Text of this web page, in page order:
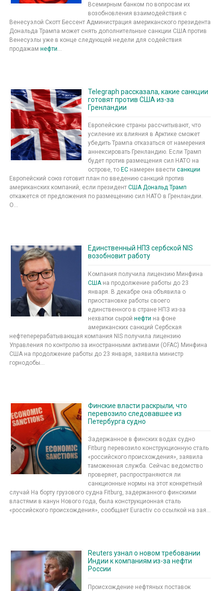
Всемирным банком по вопросам их
возобновления взаимодействия с
Венесуэлой Скотт Бессент Администрация американского президента
Дональда Трампа может снять дополнительные санкции США против
Венесуэлы уже в конце следующей недели для содействия
продажам нефти...
Telegraph рассказала, какие санкции
готовят против США из-за
Гренландии
Европейские страны рассчитывают, что
усиление их влияния в Арктике сможет
убедить Трампа отказаться от намерения
аннексировать Гренландию. Если Трамп
будет против размещения сил НАТО на
острове, то ЕС намерен ввести санкции
Европейский союз готовит план по введению санкций против
американских компаний, если президент США Дональд Трамп
откажется от предложения по размещению сил НАТО в Гренландии.
О...
Единственный НПЗ сербской NIS
возобновит работу
Компания получила лицензию Минфина
СШАна продолжение работы до 23
января. В декабре она объявила о
приостановке работы своего
единственного в стране НПЗ из-за
нехватки сырой нефти на фоне
американских санкций Сербская
нефтеперерабатывающая компания NIS получила лицензию
Управления по контролю за иностранными активами (OFAC) Минфина
США на продолжение работы до 23 января, заявила министр
горнодобы...
Финские власти раскрыли, что
перевозило следовавшее из
Петербурга судно
Задержанное в финских водах судно
Fitburg перевозило конструкционную сталь
«российского происхождения», заявила
таможенная служба. Сейчас ведомство
проверяет, распространяются ли
санкционные нормы на этот конкретный
случай На борту грузового судна Fitburg, задержанного финскими
властями в канун Нового года, была конструкционная сталь
«российского происхождения», сообщает Euractiv со ссылкой на зая...
Reuters узнал о новом требовании
Индии к компаниям из-за нефти
России
Происхождение нефтяных поставок